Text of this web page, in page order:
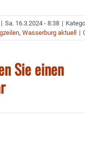
| Sa. 16.3.2024 - 8:38 |
, Wasserburg aktuell |
Sie einen